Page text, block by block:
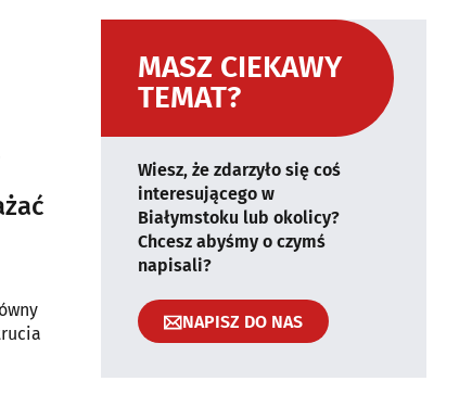
MASZ CIEKAWY
TEMAT?
Wiesz, że zdarzyło się coś
interesującego w
Białymstoku lub okolicy?
Chcesz abyśmy o czymś
napisali?
NAPISZ DO NAS